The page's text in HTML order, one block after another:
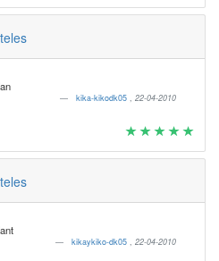
kika-kikodk05 , 22-04-2010
kikaykiko-dk05 , 22-04-2010